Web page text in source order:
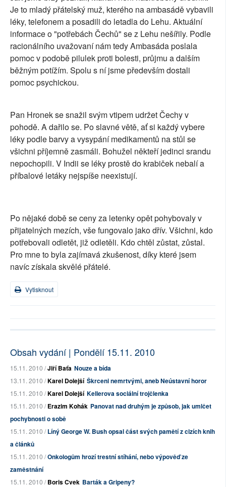
Je to mladý přátelský muž, kterého na ambasádě vybavili
léky, telefonem a posadili do letadla do Lehu. Aktuální
informace o "potřebách Čechů" se z Lehu nešířily. Podle
racionálního uvažovaní nám tedy Ambasáda poslala
pomoc v podobě pilulek proti bolesti, průjmu a dalším
běžným potížím. Spolu s ní jsme především dostali
pomoc psychickou.
Pan Hronek se snažil svým vtipem udržet Čechy v
pohodě. A dařilo se. Po slavné větě, ať si každý vybere
léky podle barvy a vysypání medikamentů na stůl se
všichni příjemně zasmáli. Bohužel někteří jedinci srandu
nepochopili. V Indii se léky prostě do krabiček nebalí a
příbalové letáky nejspíše neexistují.
Po nějaké době se ceny za letenky opět pohybovaly v
přijatelných mezích, vše fungovalo jako dřív. Všichni, kdo
potřebovali odletět, již odletěli. Kdo chtěl zůstat, zůstal.
Pro mne to byla zajímavá zkušenost, díky které jsem
navíc získala skvělé přátelé.
Vytisknout
Obsah vydání | Pondělí 15.11. 2010
15.11. 2010 /Jiří Baťa Nouze a bída
13.11. 2010 /Karel Dolejší Škrceni nemrtvými, aneb Neústavní horor
15.11. 2010 /Karel Dolejší Kellerova sociální trojčlenka
15.11. 2010 /Erazim Kohák Panovat nad druhým je způsob, jak umlčet
pochybnosti o sobě
15.11. 2010 /Líný George W. Bush opsal část svých pamětí z cizích knih
a článků
15.11. 2010 /Onkologům hrozí trestní stíhání, nebo výpověď ze
zaměstnání
15.11. 2010 /Boris Cvek Barták a Gripeny?